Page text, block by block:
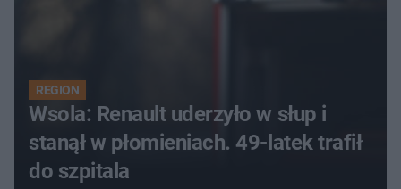
REGION
Wsola: Renault uderzyło w słup i
stanął w płomieniach. 49-latek trafił
do szpitala